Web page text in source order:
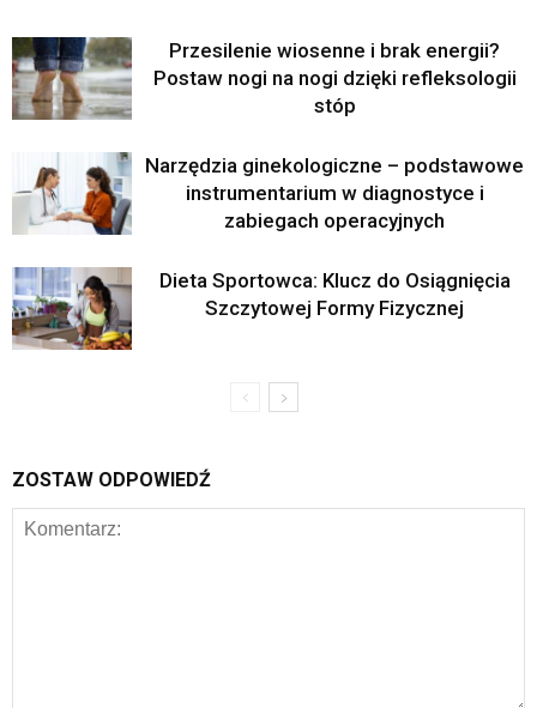
Przesilenie wiosenne i brak energii?
Postaw nogi na nogi dzięki refleksologii
stóp
Narzędzia ginekologiczne – podstawowe
instrumentarium w diagnostyce i
zabiegach operacyjnych
Dieta Sportowca: Klucz do Osiągnięcia
Szczytowej Formy Fizycznej
ZOSTAW ODPOWIEDŹ